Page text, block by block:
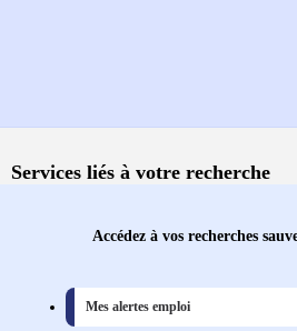
Services liés à votre recherche
Accédez à vos recherches
Mes alertes emploi